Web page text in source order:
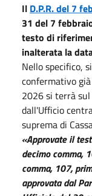
Il D.P.R. del 7
31 del 7
testo di
inalterata la
Nello specifico,
confermativo
2026 si terrà
dall'Ufficio
suprema di
«Approvate il
decimo comma,
comma, 107,
approvata dal